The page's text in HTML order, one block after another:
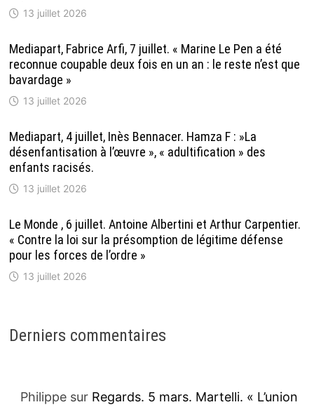
13 juillet 2026
Mediapart, Fabrice Arfi, 7 juillet. « Marine Le Pen a été
reconnue coupable deux fois en un an : le reste n’est que
bavardage »
13 juillet 2026
Mediapart, 4 juillet, Inès Bennacer. Hamza F : »La
désenfantisation à l’œuvre », « adultification » des
enfants racisés.
13 juillet 2026
Le Monde , 6 juillet. Antoine Albertini et Arthur Carpentier.
« Contre la loi sur la présomption de légitime défense
pour les forces de l’ordre »
13 juillet 2026
Derniers commentaires
Philippesur Regards. 5 mars. Martelli. « L’union